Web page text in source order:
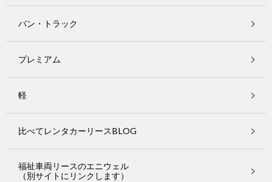
バン・トラック
プレミアム
軽
比べてレンタカーリースBLOG
福祉車両リースのエニウェル
（別サイトにリンクします）